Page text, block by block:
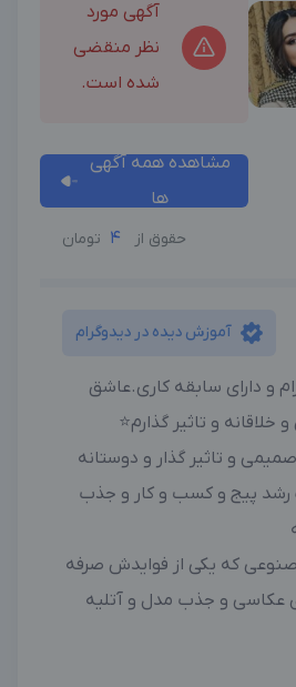
آگهی مورد
نظر منقضی
شده است.
مشاهده همه آگهی
ها
حقوق از 4 تومان
آموزش دیده در دیدوگرام
و دارای سابقه کاری.عاشق
و تاثیر گذارم⭐️
و تاثیر گذار و دوستانه
رشد پیج و کسب و کار و جذب
که یکی از فوایدش صرفه
عکاسی و جذب مدل و آتلیه